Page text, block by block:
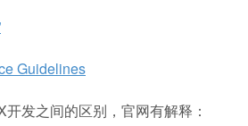
Guidelines
发之间的区别，官网有解释：